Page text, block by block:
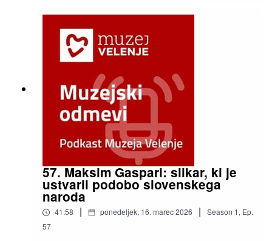
zbirateljstva na Velenjskem gradu.
57. Maksim Gaspari: slikar, ki je
ustvaril podobo slovenskega
naroda
41:58 | ponedeljek, 16. marec 2026 | Season 1, Ep.
57